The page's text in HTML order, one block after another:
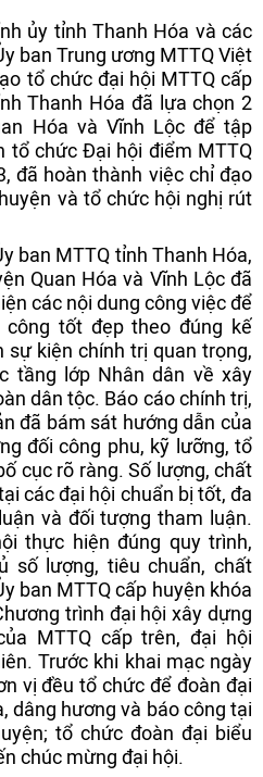
ủy tỉnh Thanh Hóa và các
ban Trung ương MTTQ Việt
tổ chức đại hội MTTQ cấp
Thanh Hóa đã lựa chọn 2
Hóa và Vĩnh Lộc để tập
tổ chức Đại hội điểm MTTQ
đã hoàn thành việc chỉ đạo
và tổ chức hội nghị rút
ban MTTQ tỉnh Thanh Hóa,
Quan Hóa và Vĩnh Lộc đã
các nội dung công việc để
tốt đẹp theo đúng kế
sự kiện chính trị quan trọng,
tầng lớp Nhân dân về xây
dân tộc. Báo cáo chính trị,
đã bám sát hướng dẫn của
đối công phu, kỹ lưỡng, tổ
cục rõ ràng. Số lượng, chất
các đại hội chuẩn bị tốt, đa
và đối tượng tham luận.
thực hiện đúng quy trình,
số lượng, tiêu chuẩn, chất
ban MTTQ cấp huyện khóa
trình đại hội xây dựng
MTTQ cấp trên, đại hội
Trước khi khai mạc ngày
vị đều tổ chức để đoàn đại
dâng hương và báo công tại
tổ chức đoàn đại biểu
chúc mừng đại hội.